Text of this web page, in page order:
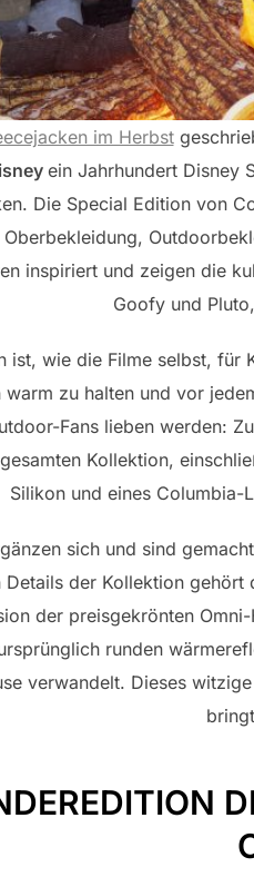
im Herbst
ein Jahrhundert Disney
Die Special Edition von
inspiriert und zeigen die
Goofy und
ist, wie die Filme selbst, für
warm zu halten und vor
Fans lieben werden:
Kollektion,
Silikon und eines Columbia-
sich und sind
Details der Kollektion
der preisgekrönten
runden
verwandelt. Dieses